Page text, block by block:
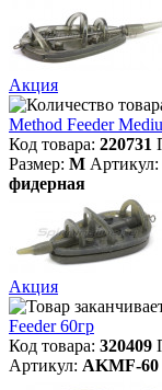
Акция
Method Feeder
Код товара: 220731
Размер: M Артикул:
фидерная
Акция
Feeder 60гр
Код товара: 320409
Артикул: AKMF-60